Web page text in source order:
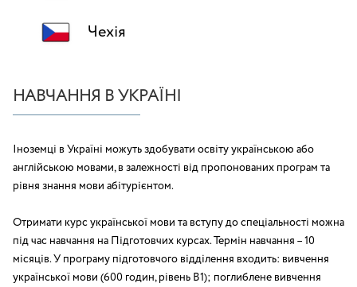
Чехія
НАВЧАННЯ В УКРАЇНІ
Іноземці в Україні можуть здобувати освіту українською або
англійською мовами, в залежності від пропонованих програм та
рівня знання мови абітурієнтом.
Отримати курс української мови та вступу до спеціальності можна
під час навчання на Підготовчих курсах. Термін навчання – 10
місяців. У програму підготовчого відділення входить: вивчення
української мови (600 годин, рівень В1); поглиблене вивчення